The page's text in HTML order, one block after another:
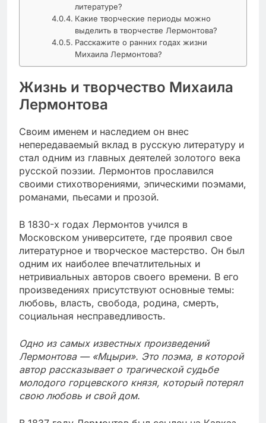
литературе?
Какие творческие периоды можно
выделить в творчестве Лермонтова?
Расскажите о ранних годах жизни
Михаила Лермонтова?
Жизнь и творчество Михаила
Лермонтова
Своим именем и наследием он внес
непередаваемый вклад в русскую литературу и
стал одним из главных деятелей золотого века
русской поэзии. Лермонтов прославился
своими стихотворениями, эпическими поэмами,
романами, пьесами и прозой.
В 1830-х годах Лермонтов учился в
Московском университете, где проявил свое
литературное и творческое мастерство. Он был
одним их наиболее впечатлительных и
нетривиальных авторов своего времени. В его
произведениях присутствуют основные темы:
любовь, власть, свобода, родина, смерть,
социальная несправедливость.
Одно из самых известных произведений
Лермонтова — «Мцыри». Это поэма, в которой
автор рассказывает о трагической судьбе
молодого горцевского князя, который потерял
свою любовь и свой дом.